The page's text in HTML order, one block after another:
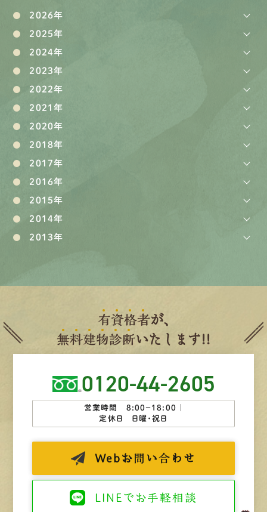
2026年
2025年
2024年
2023年
2022年
2021年
2020年
2018年
2017年
2016年
2015年
2014年
2013年
有資格者が、
無料建物診断いたします!!
0120-44-2605
営業時間 8:00−18:00 ｜
定休日 日曜・祝日
Web お問い合わせ
LINEで お手軽相談